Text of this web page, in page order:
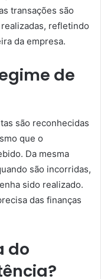
transações são
refletindo
da empresa.
de
são reconhecidas
que o
Da mesma
são incorridas,
sido realizado.
das finanças
do